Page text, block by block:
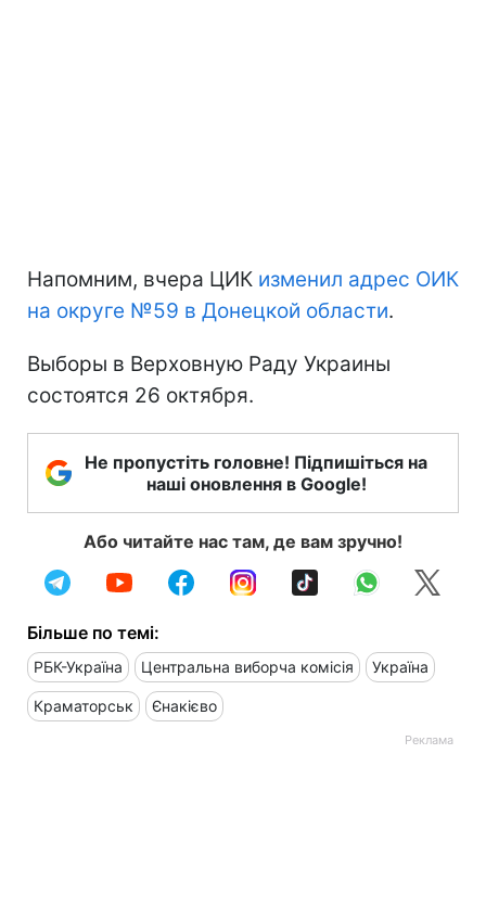
Напомним, вчера ЦИК изменил адрес ОИК
на округе №59 в Донецкой области.
Выборы в Верховную Раду Украины
состоятся 26 октября.
Не пропустіть головне! Підпишіться на
наші оновлення в Google!
Або читайте нас там, де вам зручно!
Більше по темі:
РБК-Україна Центральна виборча комісія Україна
Краматорськ Єнакієво